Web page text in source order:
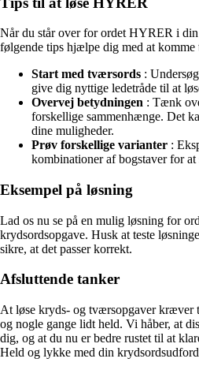
Når du står over for ordet HYRER i
følgende tips hjælpe dig med at
Start med tværsords :
give dig nyttige ledetråde til at
Overvej betydningen : Tænk
forskellige sammenhænge. Det
dine muligheder.
Prøv forskellige varianter :
kombinationer af bogstaver for at
Eksempel på løsning
Lad os nu se på en mulig løsning for
krydsordsopgave. Husk at teste
sikre, at det passer korrekt.
Afsluttende tanker
At løse kryds- og tværsopgaver
og nogle gange lidt held. Vi håber, at
dig, og at du nu er bedre rustet til at
Held og lykke med din